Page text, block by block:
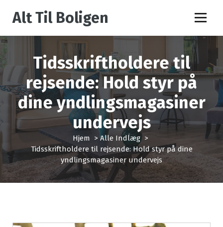
e
e
l
d
o
Alt Til Boligen
Tidsskriftholdere til
rejsende: Hold styr på
dine yndlingsmagasiner
undervejs
Hjem >Alle Indlæg>
Tidsskriftholdere til rejsende: Hold styr på dine
yndlingsmagasiner undervejs